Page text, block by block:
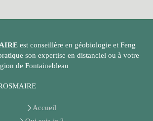
est conseillère en géobiologie et Feng
son expertise en distanciel ou à votre
de Fontainebleau
Accueil